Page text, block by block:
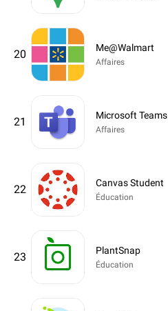
20
Me@Walmart
Affaires
21
Microsoft Teams
Affaires
22
Canvas Student
Éducation
23
PlantSnap
Éducation